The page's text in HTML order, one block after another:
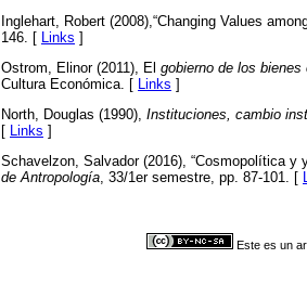
Inglehart, Robert (2008),“Changing Values
146. [ Links ]
Ostrom, Elinor (2011), El gobierno de los
Cultura Económica. [
Links ]
North, Douglas (1990), Instituciones, cambio
[ Links ]
Schavelzon, Salvador (2016), “Cosmopolítica y
de Antropología, 33/1er semestre, pp. 87-101. [
Este es un